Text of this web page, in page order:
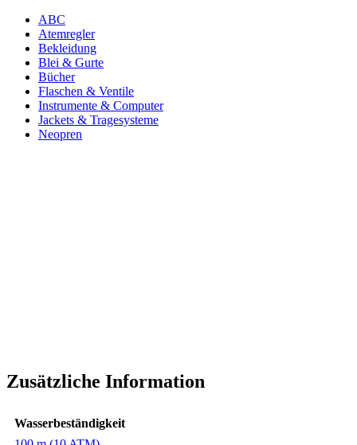
ABC
Atemregler
Bekleidung
Blei & Gurte
Bücher
Flaschen & Ventile
Instrumente & Computer
Jackets & Tragesysteme
Neopren
Zusätzliche Information
Wasserbeständigkeit